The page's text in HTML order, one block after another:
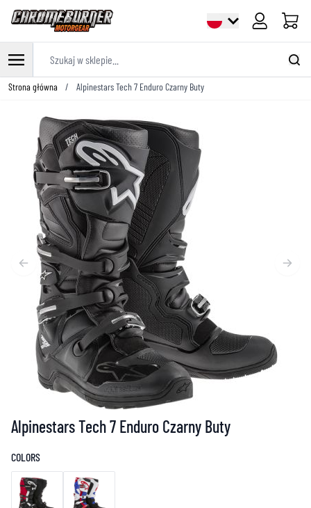
Cart
Przejdź do treści
Strona główna / Alpinestars Tech 7 Enduro Czarny Buty
Alpinestars Tech 7 Enduro Czarny Buty
COLORS